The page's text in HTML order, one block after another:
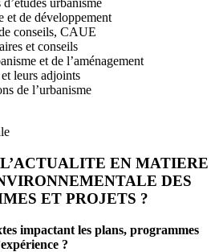
urbanisme
et de développement
conseils, CAUE
et conseils
et de l’aménagement
leurs adjoints
de l’urbanisme
EN MATIERE
DES
ET PROJETS ?
impactant les plans, programmes
?